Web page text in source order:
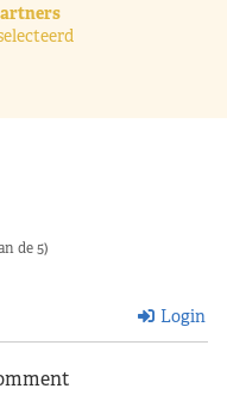
de 5)
Login